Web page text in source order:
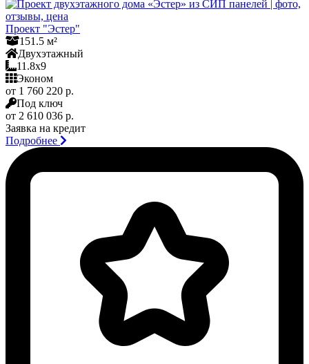
Проект "Эстер"
151.5 м²
Двухэтажный
11.8x9
Эконом
от 1 760 220 р.
Под ключ
от 2 610 036 р.
Заявка на кредит
Подробнее